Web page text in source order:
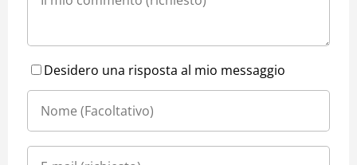
Desidero una risposta al mio messaggio